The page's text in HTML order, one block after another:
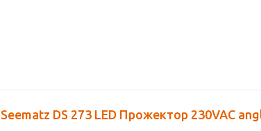
Seematz DS 273 LED Прожектор 230VAC